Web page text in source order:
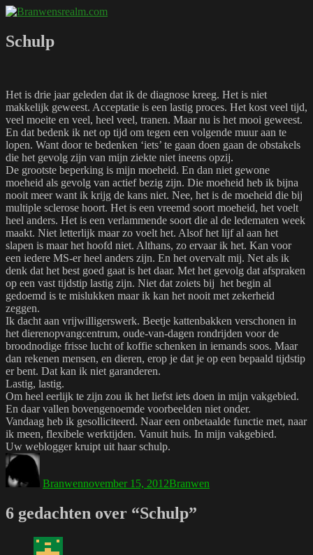
Naar
inhoud
springen
Schulp
Het is drie jaar geleden dat ik de diagnose kreeg. Het is niet
makkelijk geweest. Acceptatie is een lastig proces. Het kost veel tijd,
veel moeite en veel, heel veel, tranen. Maar nu is het mooi geweest.
En dat bedenk ik net op tijd om tegen een volgende muur aan te
lopen. Want door te bedenken ‘iets’ te gaan doen gaan de obstakels
die het gevolg zijn van mijn ziekte niet ineens opzij.
De grootste beperking is mijn moeheid. En dan niet gewone
moeheid als gevolg van actief bezig zijn. Die moeheid heb ik bijna
nooit meer want ik krijg de kans niet. Nee, het is de moeheid die bij
multiple sclerose hoort. Het is een vreemd soort moeheid, het voelt
heel anders. Het is een verlammende soort die al de ledematen week
maakt. Niet letterlijk maar zo voelt het. Alsof het lijf al aan het
slapen is maar het hoofd niet. Althans, zo ervaar ik het. Kan voor
een iedere MS-er heel anders zijn. En het overvalt mij. Net als ik
denk dat het best goed gaat is het daar. Met het gevolg dat afspraken
op een vast tijdstip lastig zijn. Niet dat zoiets bij het begin al
gedoemd is te mislukken maar ik kan het nooit met zekerheid
zeggen.
Ik dacht aan vrijwilligerswerk. Beetje kattenbakken verschonen in
het dierenopvangcentrum, oude-van-dagen rondrijden voor de
broodnodige frisse lucht of koffie schenken in iemands soos. Maar
dan rekenen mensen, en dieren, erop je dat je op een bepaald tijdstip
er bent. Dat kan ik niet garanderen.
Lastig, lastig.
Om heel eerlijk te zijn zou ik het liefst iets doen in mijn vakgebied.
En daar vallen bovengenoemde voorbeelden niet onder.
Vandaag heb ik gesolliciteerd. Naar een onbetaalde functie met, naar
ik meen, flexibele werktijden. Vanuit huis. In mijn vakgebied.
Uw weblogger kruipt uit haar schulp.
Auteur
Branwennovember 15, 2012Branwen
6 gedachten over “Schulp”